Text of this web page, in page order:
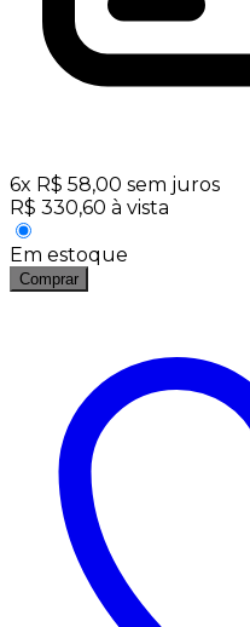
6x R$ 58,00 sem juros
R$ 330,60 à vista
Em estoque
Comprar